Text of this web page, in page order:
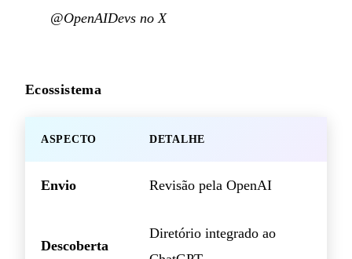
@OpenAIDevs no X
Ecossistema
ASPECTO DETALHE
Envio Revisão pela OpenAI
Descoberta
Diretório integrado ao